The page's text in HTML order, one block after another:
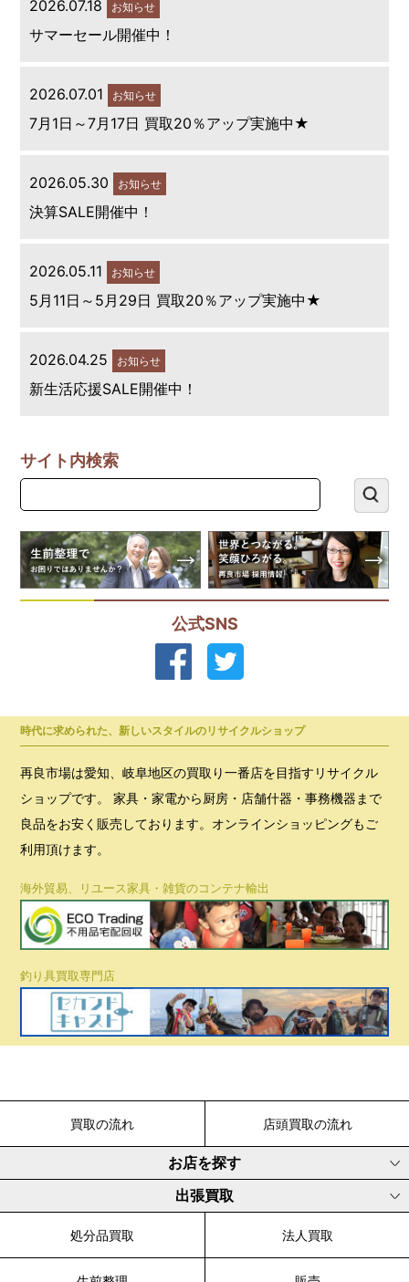
2026.07.18 お知らせ
サマーセール開催中！
2026.07.01 お知らせ
7月1日～7月17日 買取20％アップ実施中★
2026.05.30 お知らせ
決算SALE開催中！
2026.05.11 お知らせ
5月11日～5月29日 買取20％アップ実施中★
2026.04.25 お知らせ
新生活応援SALE開催中！
サイト内検索
公式SNS
時代に求められた、新しいスタイルのリサイクルショップ
再良市場は愛知、岐阜地区の買取り一番店を目指すリサイクル
ショップです。 家具・家電から厨房・店舗什器・事務機器まで
良品をお安く販売しております。オンラインショッピングもご
利用頂けます。
海外貿易、リユース家具・雑貨のコンテナ輸出
釣り具買取専門店
買取の流れ 店頭買取の流れ
お店を探す
出張買取
処分品買取 法人買取